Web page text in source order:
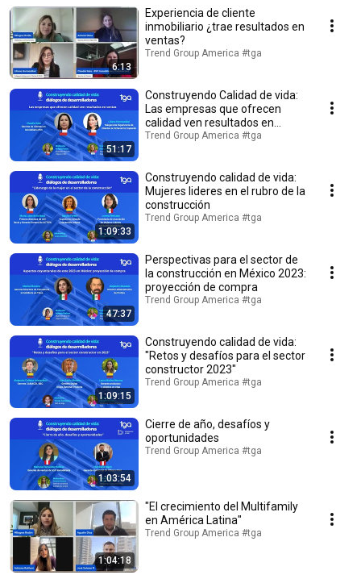
6:13
Experiencia de cliente
inmobiliario ¿trae resultados en
ventas?
Trend Group America #tga
51:17
Construyendo Calidad de vida:
Las empresas que ofrecen
calidad ven resultados en
ventas
Trend Group America #tga
1:09:33
Construyendo calidad de vida:
Mujeres lideres en el rubro de la
construcción
Trend Group America #tga
47:37
Perspectivas para el sector de
la construcción en México 2023:
proyección de compra
Trend Group America #tga
1:09:15
Construyendo calidad de vida:
"Retos y desafíos para el sector
constructor 2023"
Trend Group America #tga
1:03:54
Cierre de año, desafíos y
oportunidades
Trend Group America #tga
1:04:18
"El crecimiento del Multifamily
en América Latina"
Trend Group America #tga